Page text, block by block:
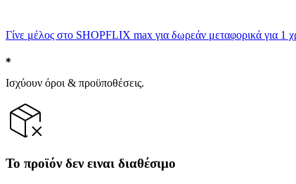
Γίνε μέλος στο SHOPFLIX max για δωρεάν μεταφορικά για 1
Ισχύουν όροι & προϋποθέσεις.
Το προϊόν δεν ειναι διαθέσιμο